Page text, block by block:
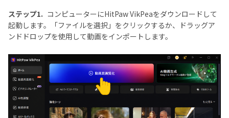
ステップ1. コンピューターにHitPaw VikPeaをダウンロードして
起動します。「ファイルを選択」をクリックするか、ドラッグア
ンドドロップを使用して動画をインポートします。